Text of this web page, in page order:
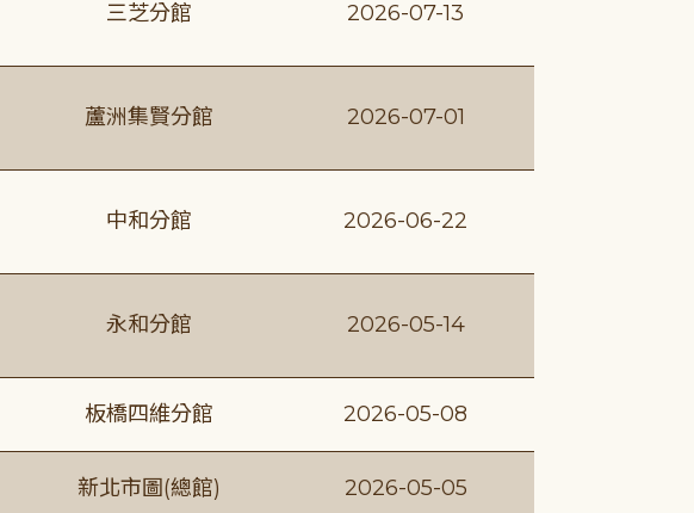
三芝分館 2026-07-13
蘆洲集賢分館 2026-07-01
中和分館 2026-06-22
永和分館 2026-05-14
板橋四維分館 2026-05-08
新北市圖(總館) 2026-05-05